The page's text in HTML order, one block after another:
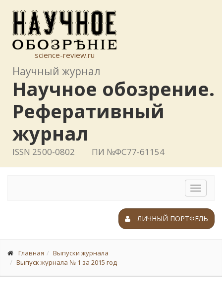
science-review.ru
Научный журнал
Научное обозрение.
Реферативный
журнал
ISSN 2500-0802 ПИ №ФС77-61154
Toggle
ЛИЧНЫЙ ПОРТФЕЛЬ
Главная
Выпуски журнала
Выпуск журнала № 1 за 2015 год